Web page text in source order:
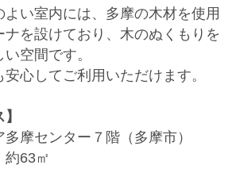
よい室内には、多摩の木材を使用
ナを設けており、木のぬくもりを
空間です。
心してご利用いただけます。
センター７階（多摩市）
63㎡